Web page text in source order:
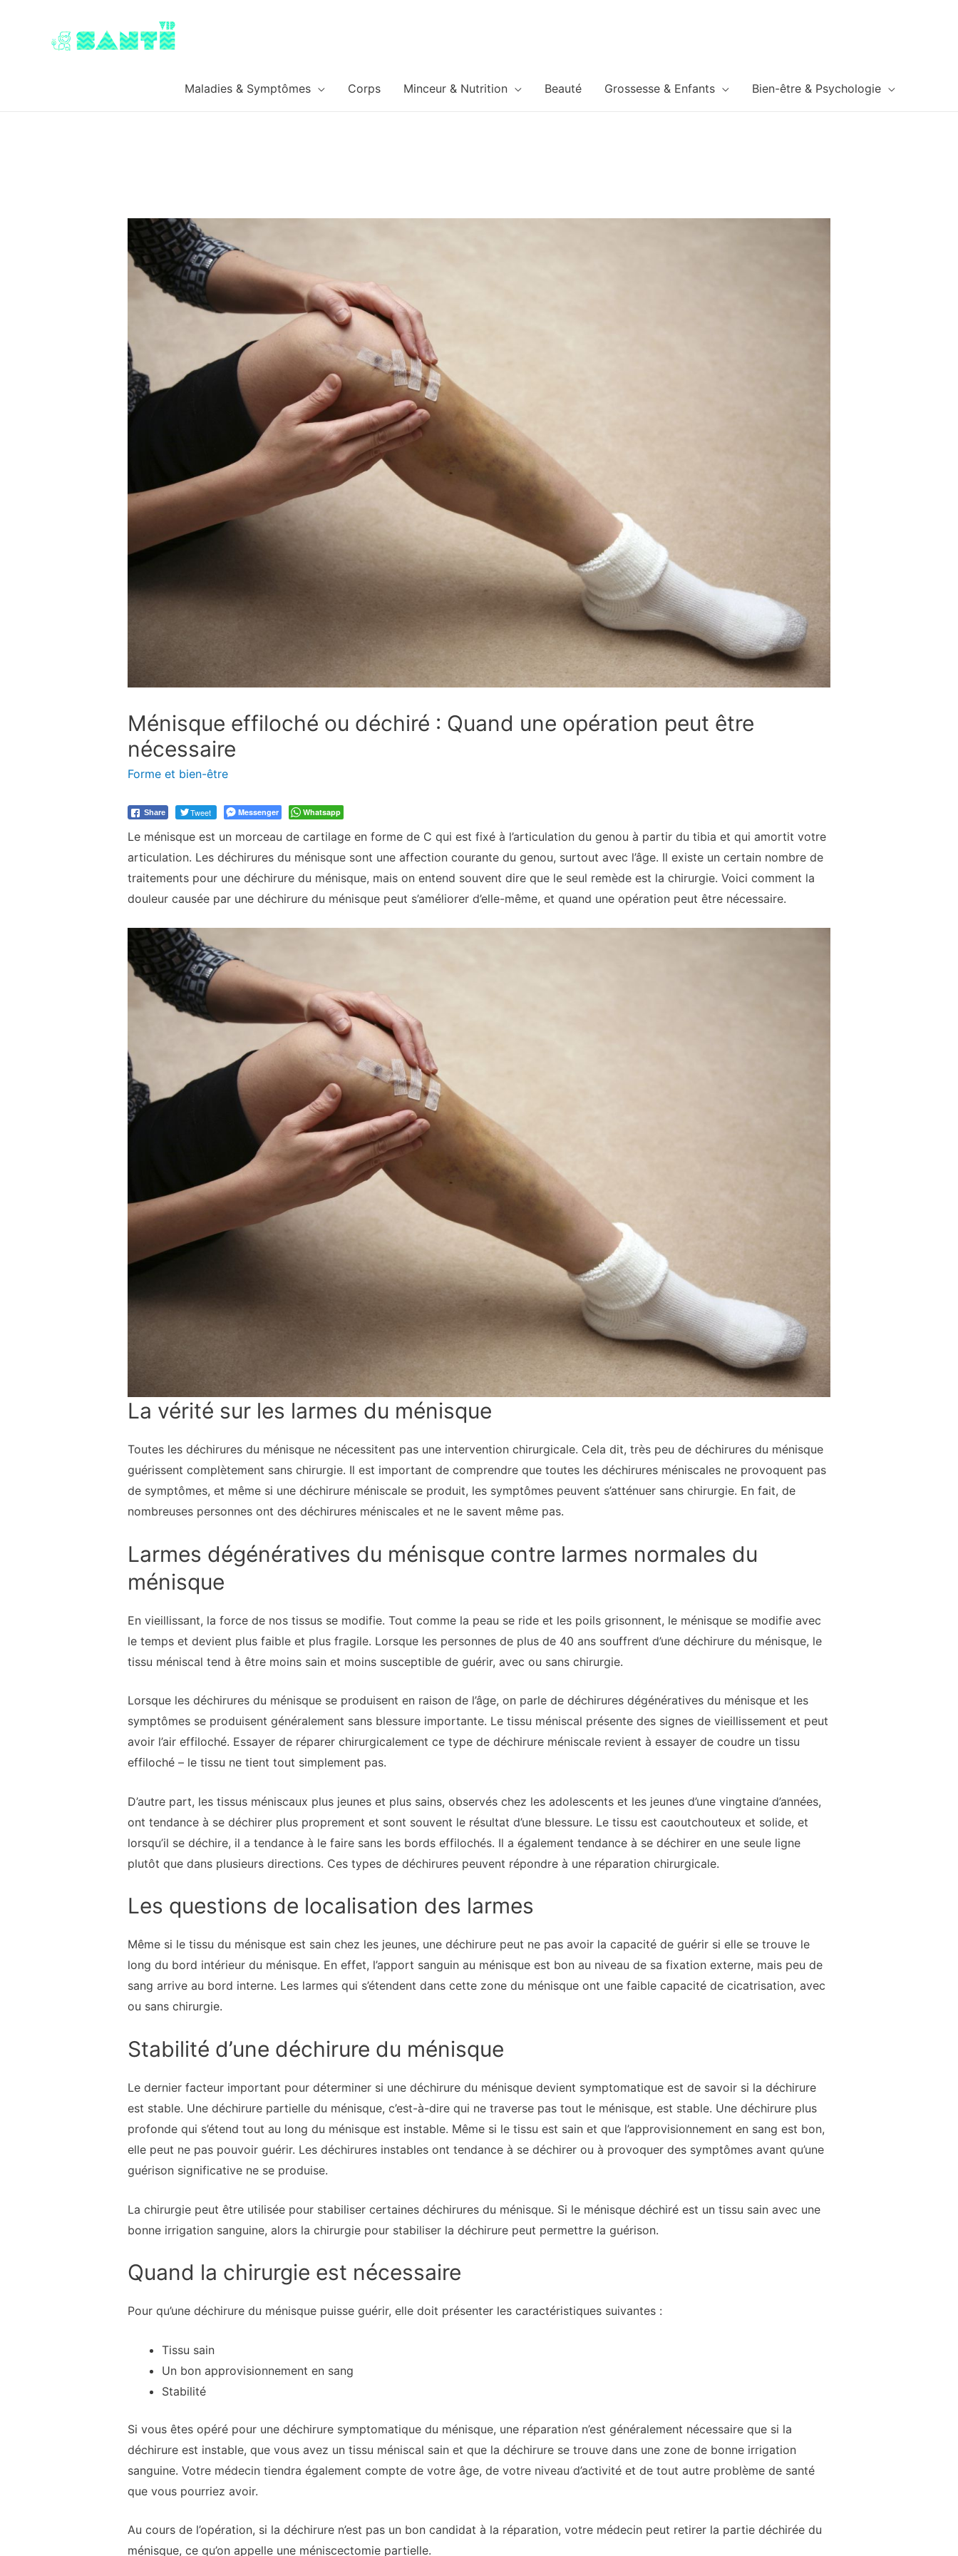
Maladies & Symptômes Corps Minceur & Nutrition Beauté Grossesse & Enfants Bien-être & Psychologie
Ménisque effiloché ou déchiré : Quand une opération peut être
nécessaire
Forme et bien-être
Share Tweet Messenger Whatsapp
Le ménisque est un morceau de cartilage en forme de C qui est fixé à l’articulation du genou à partir du tibia et qui amortit votre
articulation. Les déchirures du ménisque sont une affection courante du genou, surtout avec l’âge. Il existe un certain nombre de
traitements pour une déchirure du ménisque, mais on entend souvent dire que le seul remède est la chirurgie. Voici comment la
douleur causée par une déchirure du ménisque peut s’améliorer d’elle-même, et quand une opération peut être nécessaire.
La vérité sur les larmes du ménisque
Toutes les déchirures du ménisque ne nécessitent pas une intervention chirurgicale. Cela dit, très peu de déchirures du ménisque
guérissent complètement sans chirurgie. Il est important de comprendre que toutes les déchirures méniscales ne provoquent pas
de symptômes, et même si une déchirure méniscale se produit, les symptômes peuvent s’atténuer sans chirurgie. En fait, de
nombreuses personnes ont des déchirures méniscales et ne le savent même pas.
Larmes dégénératives du ménisque contre larmes normales du
ménisque
En vieillissant, la force de nos tissus se modifie. Tout comme la peau se ride et les poils grisonnent, le ménisque se modifie avec
le temps et devient plus faible et plus fragile. Lorsque les personnes de plus de 40 ans souffrent d’une déchirure du ménisque, le
tissu méniscal tend à être moins sain et moins susceptible de guérir, avec ou sans chirurgie.
Lorsque les déchirures du ménisque se produisent en raison de l’âge, on parle de déchirures dégénératives du ménisque et les
symptômes se produisent généralement sans blessure importante. Le tissu méniscal présente des signes de vieillissement et peut
avoir l’air effiloché. Essayer de réparer chirurgicalement ce type de déchirure méniscale revient à essayer de coudre un tissu
effiloché – le tissu ne tient tout simplement pas.
D’autre part, les tissus méniscaux plus jeunes et plus sains, observés chez les adolescents et les jeunes d’une vingtaine d’années,
ont tendance à se déchirer plus proprement et sont souvent le résultat d’une blessure. Le tissu est caoutchouteux et solide, et
lorsqu’il se déchire, il a tendance à le faire sans les bords effilochés. Il a également tendance à se déchirer en une seule ligne
plutôt que dans plusieurs directions. Ces types de déchirures peuvent répondre à une réparation chirurgicale.
Les questions de localisation des larmes
Même si le tissu du ménisque est sain chez les jeunes, une déchirure peut ne pas avoir la capacité de guérir si elle se trouve le
long du bord intérieur du ménisque. En effet, l’apport sanguin au ménisque est bon au niveau de sa fixation externe, mais peu de
sang arrive au bord interne. Les larmes qui s’étendent dans cette zone du ménisque ont une faible capacité de cicatrisation, avec
ou sans chirurgie.
Stabilité d’une déchirure du ménisque
Le dernier facteur important pour déterminer si une déchirure du ménisque devient symptomatique est de savoir si la déchirure
est stable. Une déchirure partielle du ménisque, c’est-à-dire qui ne traverse pas tout le ménisque, est stable. Une déchirure plus
profonde qui s’étend tout au long du ménisque est instable. Même si le tissu est sain et que l’approvisionnement en sang est bon,
elle peut ne pas pouvoir guérir. Les déchirures instables ont tendance à se déchirer ou à provoquer des symptômes avant qu’une
guérison significative ne se produise.
La chirurgie peut être utilisée pour stabiliser certaines déchirures du ménisque. Si le ménisque déchiré est un tissu sain avec une
bonne irrigation sanguine, alors la chirurgie pour stabiliser la déchirure peut permettre la guérison.
Quand la chirurgie est nécessaire
Pour qu’une déchirure du ménisque puisse guérir, elle doit présenter les caractéristiques suivantes :
Tissu sain
Un bon approvisionnement en sang
Stabilité
Si vous êtes opéré pour une déchirure symptomatique du ménisque, une réparation n’est généralement nécessaire que si la
déchirure est instable, que vous avez un tissu méniscal sain et que la déchirure se trouve dans une zone de bonne irrigation
sanguine. Votre médecin tiendra également compte de votre âge, de votre niveau d’activité et de tout autre problème de santé
que vous pourriez avoir.
Au cours de l’opération, si la déchirure n’est pas un bon candidat à la réparation, votre médecin peut retirer la partie déchirée du
ménisque, ce qu’on appelle une méniscectomie partielle.